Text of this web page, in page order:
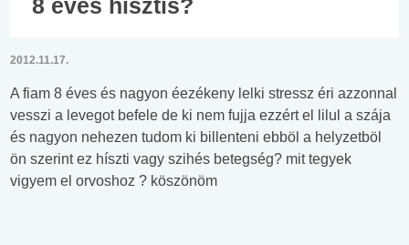
8 éves hisztis?
2012.11.17.
A fiam 8 éves és nagyon éezékeny lelki stressz éri azzonnal
vesszi a levegot befele de ki nem fujja ezzért el lilul a szája
és nagyon nehezen tudom ki billenteni ebböl a helyzetböl
ön szerint ez híszti vagy szihés betegség? mit tegyek
vigyem el orvoshoz ? köszönöm